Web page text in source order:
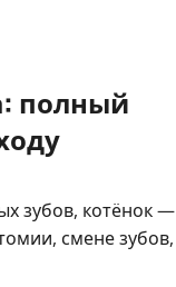
полный
зубов, котёнок —
смене зубов,